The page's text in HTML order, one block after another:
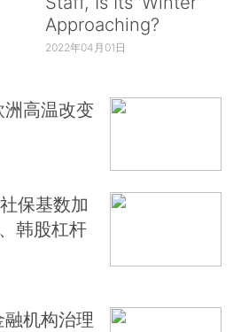
Approaching?
2022年04月01日
高温改变
保基数加
韩股杠杆
机构治理